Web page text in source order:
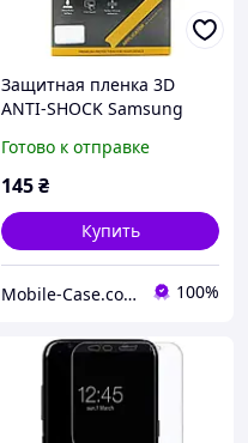
Защитная пленка 3D
ANTI-SHOCK Samsung
Готово к отправке
145₴
Купить
Mobile-Case.com.ua 100%